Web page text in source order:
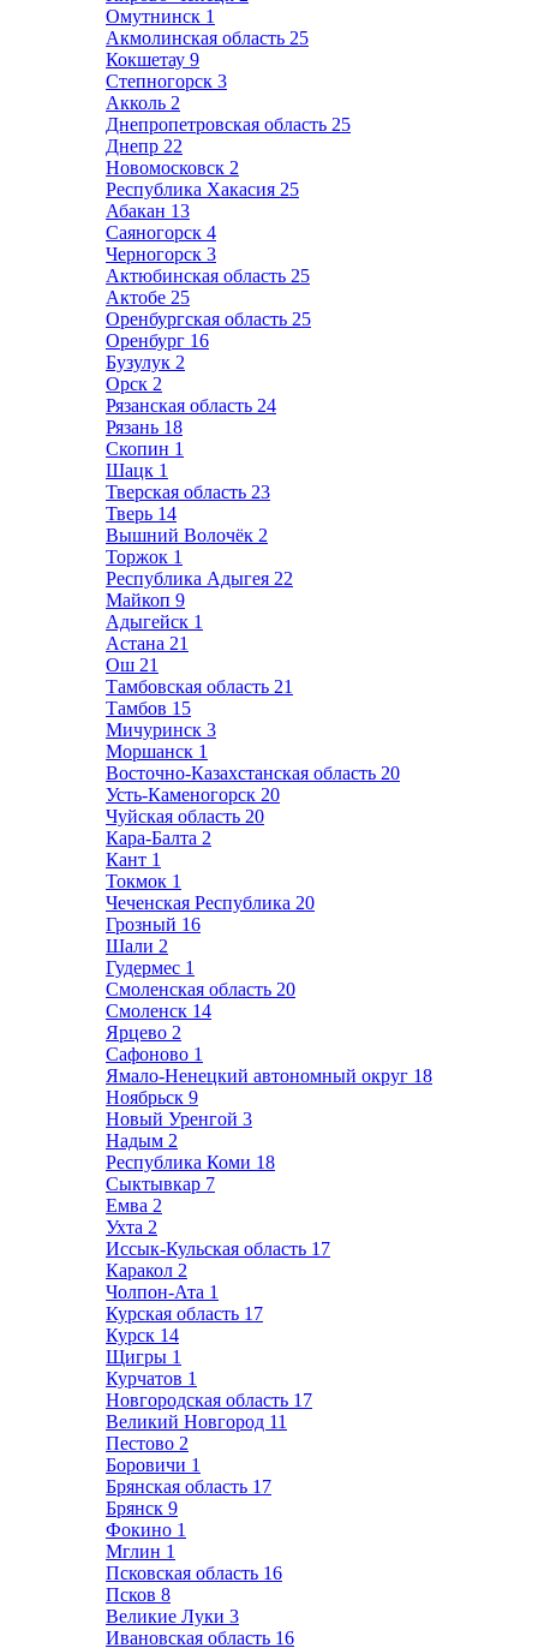
Омутнинск 1
Акмолинская область 25
Кокшетау 9
Степногорск 3
Акколь 2
Днепропетровская область 25
Днепр 22
Новомосковск 2
Республика Хакасия 25
Абакан 13
Саяногорск 4
Черногорск 3
Актюбинская область 25
Актобе 25
Оренбургская область 25
Оренбург 16
Бузулук 2
Орск 2
Рязанская область 24
Рязань 18
Скопин 1
Шацк 1
Тверская область 23
Тверь 14
Вышний Волочёк 2
Торжок 1
Республика Адыгея 22
Майкоп 9
Адыгейск 1
Астана 21
Ош 21
Тамбовская область 21
Тамбов 15
Мичуринск 3
Моршанск 1
Восточно-Казахстанская область 20
Усть-Каменогорск 20
Чуйская область 20
Кара-Балта 2
Кант 1
Токмок 1
Чеченская Республика 20
Грозный 16
Шали 2
Гудермес 1
Смоленская область 20
Смоленск 14
Ярцево 2
Сафоново 1
Ямало-Ненецкий автономный округ 18
Ноябрьск 9
Новый Уренгой 3
Надым 2
Республика Коми 18
Сыктывкар 7
Емва 2
Ухта 2
Иссык-Кульская область 17
Каракол 2
Чолпон-Ата 1
Курская область 17
Курск 14
Щигры 1
Курчатов 1
Новгородская область 17
Великий Новгород 11
Пестово 2
Боровичи 1
Брянская область 17
Брянск 9
Фокино 1
Мглин 1
Псковская область 16
Псков 8
Великие Луки 3
Ивановская область 16